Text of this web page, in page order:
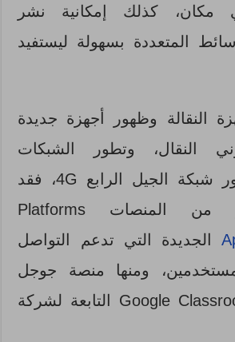
كذلك إمكانية نشر
المتعددة بسهولة ليستفيد
النقالة وظهور أجهزة جديدة
النقال، وتطور الشبكات
اللاسلكية، وظهور شبكة الجيل الرابع 4G، فقد
ظهرت الكثير من المنصات Platforms
الجديدة التي تدعم التواصل
ومنها منصة جوجل
كلاس رووم Google Classroom التابعة لشركة